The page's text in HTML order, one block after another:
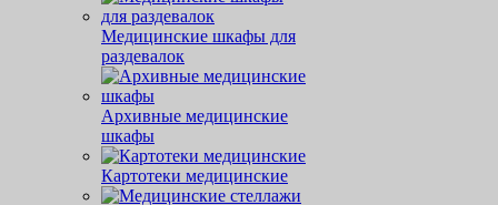
Медицинские шкафы для
раздевалок
Архивные медицинские
шкафы
Картотеки медицинские